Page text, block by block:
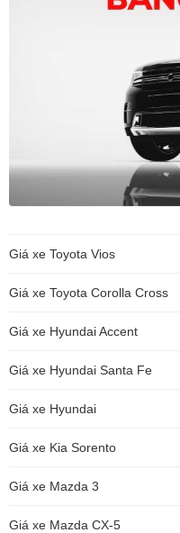
Giá xe Toyota Vios
Giá xe Toyota Corolla Cross
Giá xe Hyundai Accent
Giá xe Hyundai Santa Fe
Giá xe Hyundai
Giá xe Kia Sorento
Giá xe Mazda 3
Giá xe Mazda CX-5